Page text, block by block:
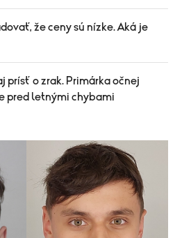
že ceny sú nízke. Aká je
prísť o zrak. Primárka očnej
pred letnými chybami